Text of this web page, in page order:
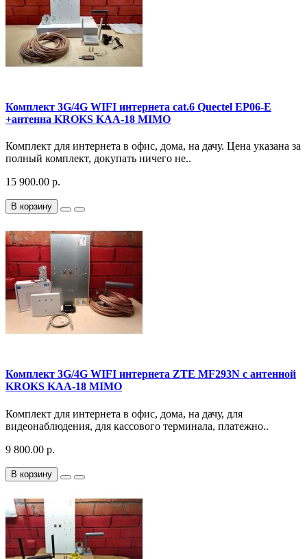
Комплект 3G/4G WIFI интернета cat.6 Quectel EP06-E
+антенна KROKS KAA-18 MIMO
Комплект для интернета в офис, дома, на дачу. Цена указана за
полный комплект, докупать ничего не..
15 900.00 р.
В корзину
Комплект 3G/4G WIFI интернета ZTE MF293N с антенной
KROKS KAA-18 MIMO
Комплект для интернета в офис, дома, на дачу, для
видеонаблюдения, для кассового терминала, платежно..
9 800.00 р.
В корзину